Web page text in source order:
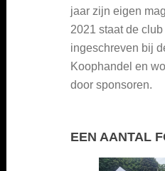
jaar zijn eigen
2021 staat de club
ingeschreven bij
Koophandel en
door sponsoren.
EEN AANTAL